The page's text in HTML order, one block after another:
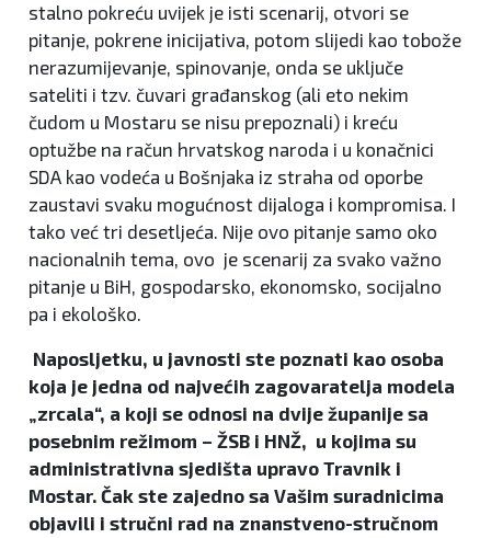
stalno pokreću uvijek je isti scenarij, otvori se
pitanje, pokrene inicijativa, potom slijedi kao tobože
nerazumijevanje, spinovanje, onda se uključe
sateliti i tzv. čuvari građanskog (ali eto nekim
čudom u Mostaru se nisu prepoznali) i kreću
optužbe na račun hrvatskog naroda i u konačnici
SDA kao vodeća u Bošnjaka iz straha od oporbe
zaustavi svaku mogućnost dijaloga i kompromisa. I
tako već tri desetljeća. Nije ovo pitanje samo oko
nacionalnih tema, ovo je scenarij za svako važno
pitanje u BiH, gospodarsko, ekonomsko, socijalno
pa i ekološko.
Naposljetku, u javnosti ste poznati kao osoba
koja je jedna od najvećih zagovaratelja modela
„zrcala“, a koji se odnosi na dvije županije sa
posebnim režimom – ŽSB i HNŽ, u kojima su
administrativna sjedišta upravo Travnik i
Mostar. Čak ste zajedno sa Vašim suradnicima
objavili i stručni rad na znanstveno-stručnom